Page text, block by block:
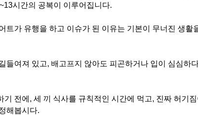
시간의 공복이 이루어집니다.
트가 유행을 하고 이슈가 된 이유는 기본이 무너진 생활
들여져 있고, 배고프지 않아도 피곤하거나 입이 심심하
기 전에, 세 끼 식사를 규칙적인 시간에 먹고, 진짜 허기
해봅시다.